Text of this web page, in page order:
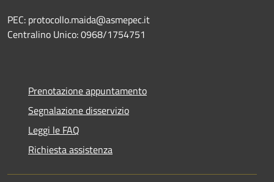
PEC: protocollo.maida@asmepec.it
Centralino Unico: 0968/1754751
Prenotazione appuntamento
Segnalazione disservizio
Leggi le FAQ
Richiesta assistenza